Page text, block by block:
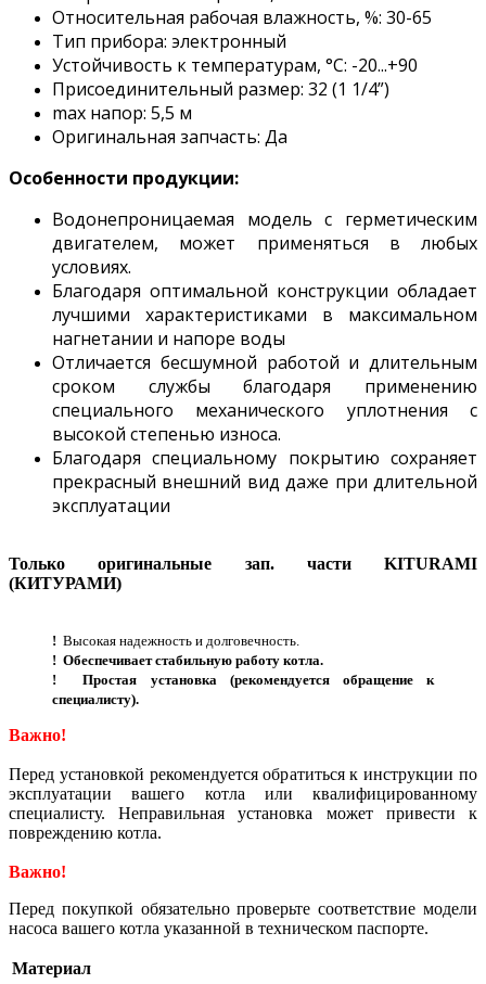
Относительная рабочая влажность, %: 30-65
Тип прибора: электронный
Устойчивость к температурам, °С: -20...+90
Присоединительный размер: 32 (1 1/4”)
max напор: 5,5 м
Оригинальная запчасть: Да
Особенности продукции:
Водонепроницаемая модель с герметическим
двигателем, может применяться в любых
условиях.
Благодаря оптимальной конструкции обладает
лучшими характеристиками в максимальном
нагнетании и напоре воды
Отличается бесшумной работой и длительным
сроком службы благодаря применению
специального механического уплотнения с
высокой степенью износа.
Благодаря специальному покрытию сохраняет
прекрасный внешний вид даже при длительной
эксплуатации
Только оригинальные зап. части KITURAMI
(КИТУРАМИ)
! Высокая надежность и долговечность.
! Обеспечивает стабильную работу котла.
! Простая установка (рекомендуется обращение к
специалисту).
Важно!
Перед установкой рекомендуется обратиться к инструкции по
эксплуатации вашего котла или квалифицированному
специалисту. Неправильная установка может привести к
повреждению котла.
Важно!
Перед покупкой обязательно проверьте соответствие модели
насоса вашего котла указанной в техническом паспорте.
Материал